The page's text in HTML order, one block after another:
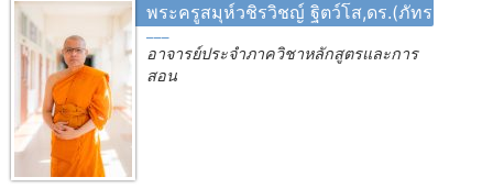
พระครูสมุห์วชิรวิชญ์ ฐิตว์โส,ดร.(ภัทรเกียรติ
อาจารย์ประจำภาควิชาหลักสูตรและการ
สอน